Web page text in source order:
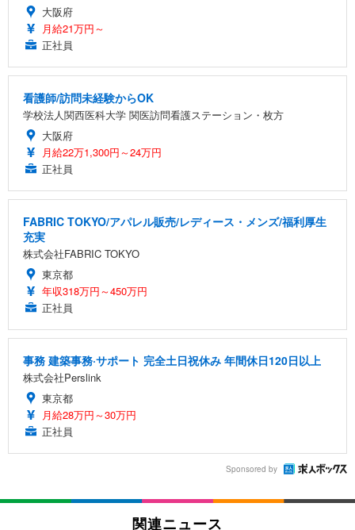
大阪府
月給21万円～
正社員
看護師/訪問未経験からOK
学校法人関西医科大学 関医訪問看護ステーション・枚方
大阪府
月給22万1,300円～24万円
正社員
FABRIC TOKYO/アパレル販売/レディース・メンズ/福利厚生
充実
株式会社FABRIC TOKYO
東京都
年収318万円～450万円
正社員
事務 建築事務·サポート 完全土日祝休み 年間休日120日以上
株式会社Perslink
東京都
月給28万円～30万円
正社員
Sponsored by
関連ニュース